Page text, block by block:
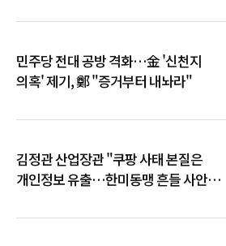
민주당 전대 공방 격화…金 '신천지
의혹' 제기, 鄭 "증거부터 내놔라"
김정관 산업장관 "쿠팡 사태 본질은
개인정보 유출…한미동맹 흔들 사안